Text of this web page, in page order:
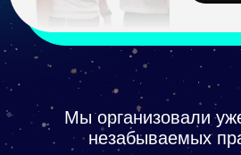
Фотогалерея нашего пространства